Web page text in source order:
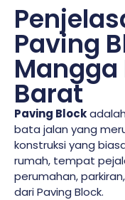
Paving
Barat
Paving Block
bata jalan yang
konstruksi yang
rumah, tempat
perumahan,
dari Paving Block.